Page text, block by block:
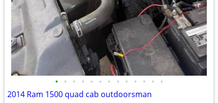
• • • • • • • • • • • • •
2014 Ram 1500 quad cab outdoorsman